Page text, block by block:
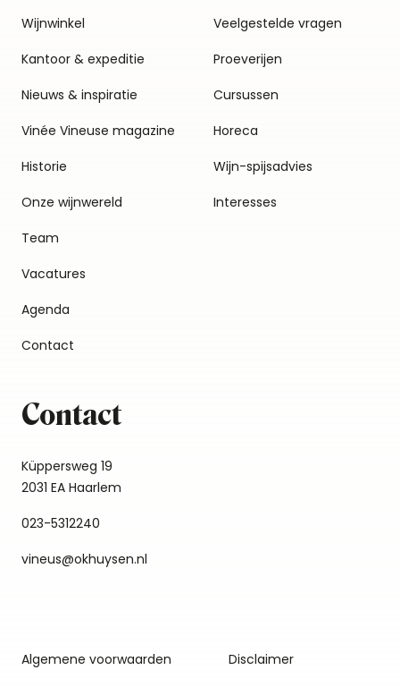
Wijnwinkel
Kantoor & expeditie
Nieuws & inspiratie
Vinée Vineuse magazine
Historie
Onze wijnwereld
Team
Vacatures
Agenda
Contact
Veelgestelde vragen
Proeverijen
Cursussen
Horeca
Wijn-spijsadvies
Interesses
Contact
Küppersweg 19
2031 EA Haarlem
023-5312240
vineus@okhuysen.nl
Algemene voorwaarden
Disclaimer